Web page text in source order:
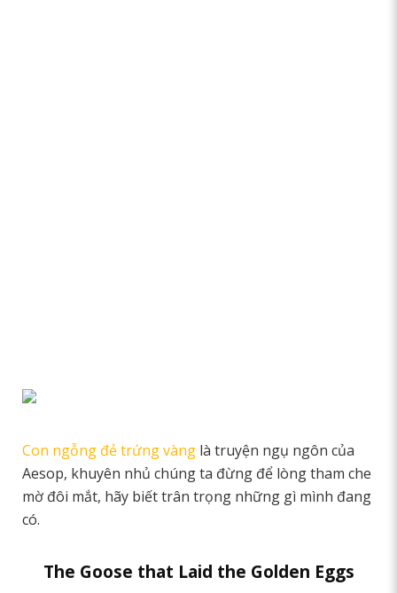
Con ngỗng đẻ trứng vàng là truyện ngụ ngôn của
Aesop, khuyên nhủ chúng ta đừng để lòng tham che
mờ đôi mắt, hãy biết trân trọng những gì mình đang
có.
The Goose that Laid the Golden Eggs